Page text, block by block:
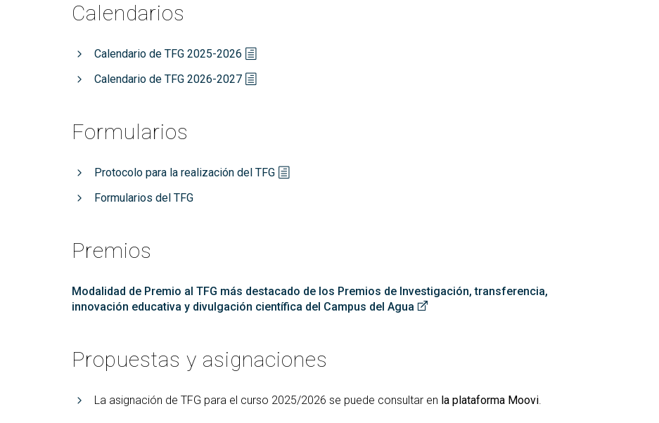
Calendarios
Calendario de TFG 2025-2026
Calendario de TFG 2026-2027
Formularios
Protocolo para la realización del TFG
Formularios del TFG
Premios
Modalidad de Premio al TFG más destacado de los Premios de Investigación, transferencia,
innovación educativa y divulgación científica del Campus del Agua
Propuestas y asignaciones
La asignación de TFG para el curso 2025/2026 se puede consultar en la plataforma Moovi.